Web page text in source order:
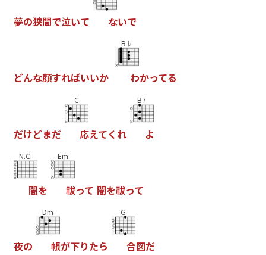
夢の狭間で泣いて ないで
どんな顔すればいいか
B♭
わかってる
だけどまだ
C
応えてく れ
B7
よ
N.C.
闇を
Em
祓って 闇を祓って
夜の
Dm
帳が下りたら
G
合図だ